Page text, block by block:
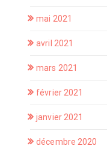
mai 2021
avril 2021
mars 2021
février 2021
janvier 2021
décembre 2020